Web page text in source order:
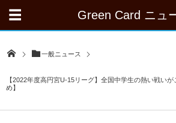
Green Card ニュ
一般ニュース
【2022年度高円宮U-15リーグ】全国中学生の熱い戦い
め】